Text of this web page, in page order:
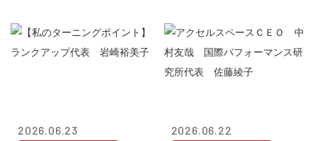
2026.06.23 2026.06.22